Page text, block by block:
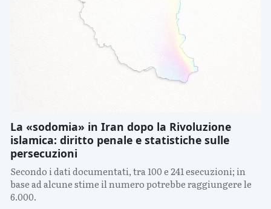
La «sodomia» in Iran dopo la Rivoluzione
islamica: diritto penale e statistiche sulle
persecuzioni
Secondo i dati documentati, tra 100 e 241 esecuzioni; in
base ad alcune stime il numero potrebbe raggiungere le
6.000.